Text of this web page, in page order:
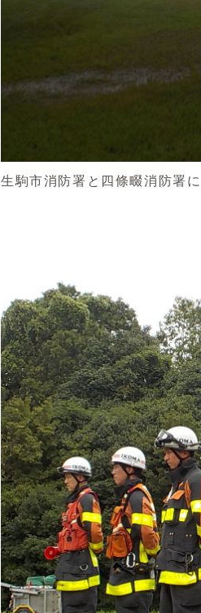
生駒市消防署と四條畷消防署